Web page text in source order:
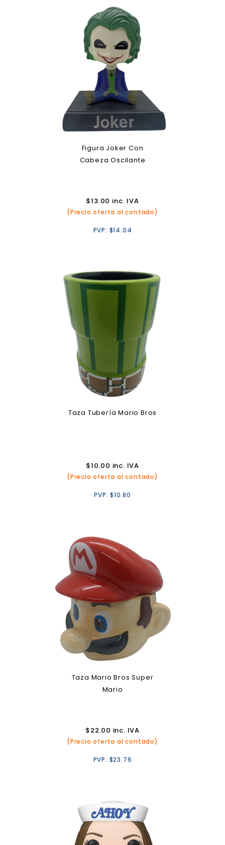
Figura Joker Con
Cabeza Oscilante
$13.00 inc. IVA
(Precio oferta al contado)
PVP: $14.04
Taza Tubería Mario Bros
$10.00 inc. IVA
(Precio oferta al contado)
PVP:$10.80
Taza Mario Bros Super
Mario
$22.00 inc. IVA
(Precio oferta al contado)
PVP: $23.76